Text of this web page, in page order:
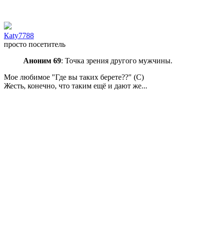
Каty7788
просто посетитель
Аноним 69: Точка зрения другого мужчины.
Мое любимое "Где вы таких берете??" (С)
Жесть, конечно, что таким ещё и дают же...